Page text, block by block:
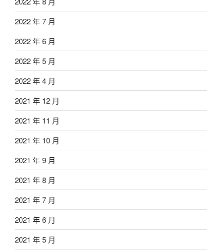
2022 年 7 月
2022 年 6 月
2022 年 5 月
2022 年 4 月
2021 年 12 月
2021 年 11 月
2021 年 10 月
2021 年 9 月
2021 年 8 月
2021 年 7 月
2021 年 6 月
2021 年 5 月